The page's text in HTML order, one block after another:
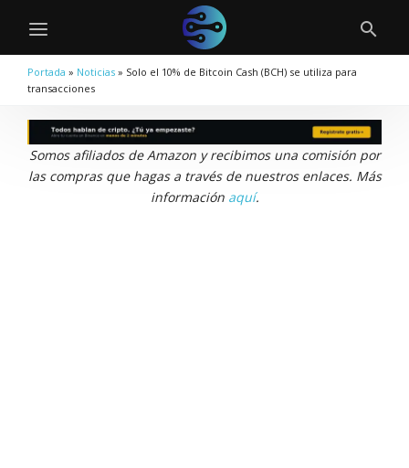
Portada » Noticias » Solo el 10% de Bitcoin Cash (BCH) se utiliza para
transacciones
Somos afiliados de Amazon y recibimos una comisión por
las compras que hagas a través de nuestros enlaces. Más
información aquí.